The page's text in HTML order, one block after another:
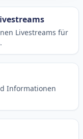
Livestreams für
Informationen